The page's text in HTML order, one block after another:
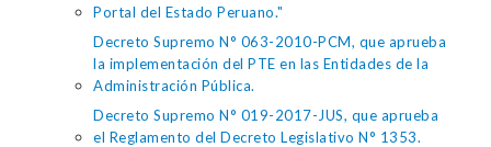
Portal del Estado Peruano."
Decreto Supremo N° 063-2010-PCM, que aprueba
la implementación del PTE en las Entidades de la
Administración Pública.
Decreto Supremo N° 019-2017-JUS, que aprueba
el Reglamento del Decreto Legislativo N° 1353.